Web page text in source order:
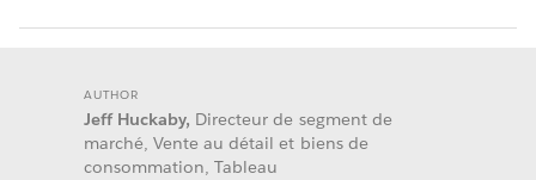
AUTHOR
Jeff Huckaby, Directeur de segment de
marché, Vente au détail et biens de
consommation, Tableau